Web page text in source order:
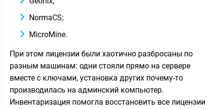
NormaCS;
MicroMine.
При этом лицензии были хаотично разбросаны по
разным машинам: одни стояли прямо на сервере
вместе с ключами, установка других почему-то
производилась на админский компьютер.
Инвентаризация помогла восстановить все лицензии